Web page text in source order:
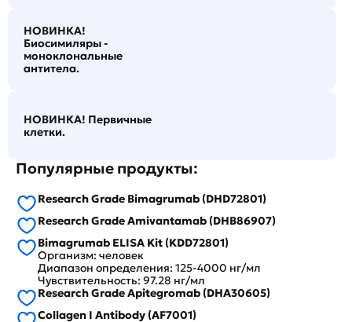
НОВИНКА!
Биосимиляры -
моноклональные
антитела.
НОВИНКА! Первичные
клетки.
Популярные продукты:
Research Grade Bimagrumab (DHD72801)
Research Grade Amivantamab (DHB86907)
Bimagrumab ELISA Kit (KDD72801)
Организм: человек
Диапазон определения: 125-4000 нг/мл
Чувствительность: 97.28 нг/мл
Research Grade Apitegromab (DHA30605)
Collagen I Antibody (AF7001)